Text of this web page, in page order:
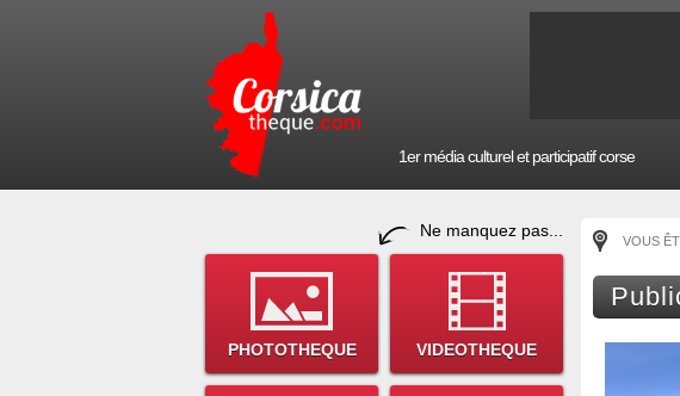
1er média culturel et participatif corse
Ne manquez pas...
PHOTOTHEQUE VIDEOTHEQUE
VOUS